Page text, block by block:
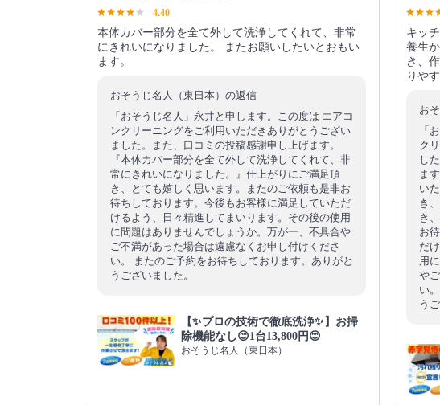
4.40
本体カバー部分を全て外して洗浄してくれて、非常
にきれいになりました。 またお願いしたいとおもい
ます。
おそうじ名人（東日本）の返信
「おそうじ名人」永井と申します。この度は エアコ
ンクリーニングをご利用いただきありがとうござい
ました。また、口コミの投稿感謝申し上げます。
『本体カバー部分を全て外して洗浄してくれて、非
常にきれいになりました。』仕上がりにご満足頂
き、とても嬉しく思います。またのご依頼も是非お
待ちしております。今後もお客様に満足していただ
けるよう、日々精進してまいります。その後の使用
に問題はありませんでしょうか。万が一、不具合や
ご不満があった場合は遠慮なくお申し付けくださ
い。 またのご予約をお待ちしております。ありがと
うございました。
【✨プロの技術で徹底洗浄✨】お掃
除機能なし😊1台13,800円😊
おそうじ名人（東日本）
キッ
養生
き、
りや
お
「
ク
し
ま
い
き
き
お
だ
用
や
い
う